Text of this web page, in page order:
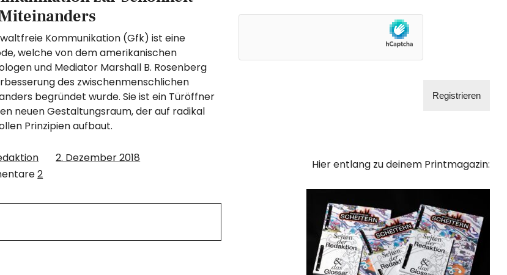
Kommunikation (Gfk) ist eine
welche von dem amerikanischen
und Mediator Marshall B. Rosenberg
des zwischenmenschlichen
begründet wurde. Sie ist ein Türöffner
neuen Gestaltungsraum, der auf radikal
Prinzipien aufbaut.
2. Dezember 2018
2
Hier entlang zu deinem Printmagazin: